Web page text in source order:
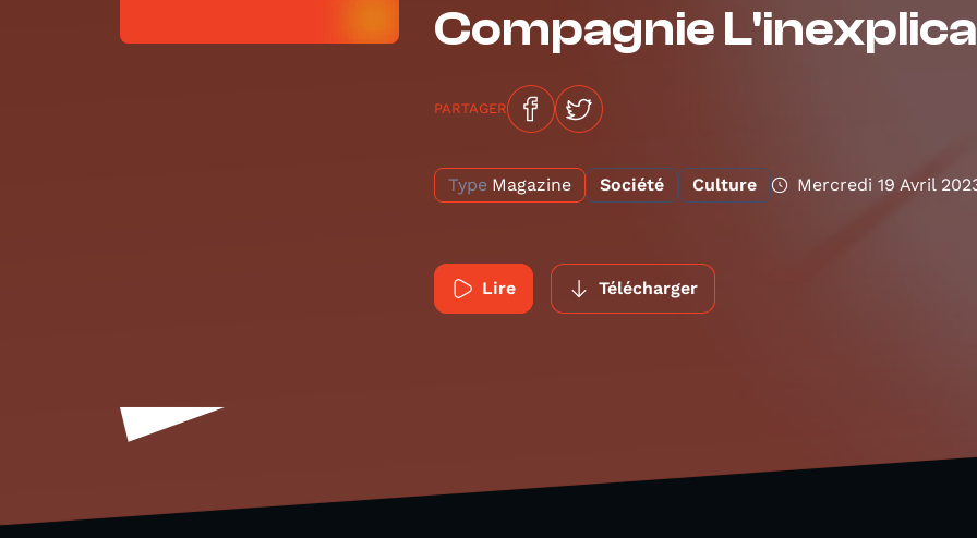
Compagnie
PARTAGER
Type Magazine Société Culture Mercredi 19 Avril
Lire Télécharger